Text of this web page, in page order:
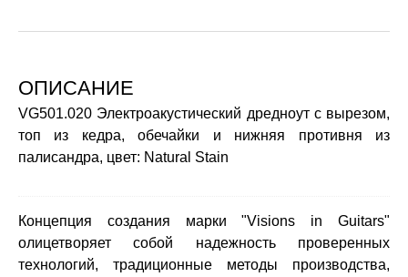
ОПИСАНИЕ
VG501.020 Электроакустический дредноут с вырезом,
топ из кедра, обечайки и нижняя противня из
палисандра, цвет: Natural Stain
Концепция создания марки "Visions in Guitars"
олицетворяет собой надежность проверенных
технологий, традиционные методы производства,